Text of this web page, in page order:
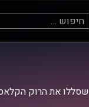
חיפוש:
את הרוק